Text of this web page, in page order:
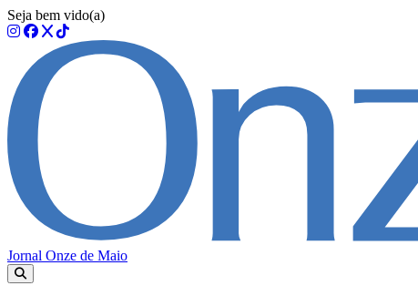
Seja bem vido(a)
Jornal Onze de Maio